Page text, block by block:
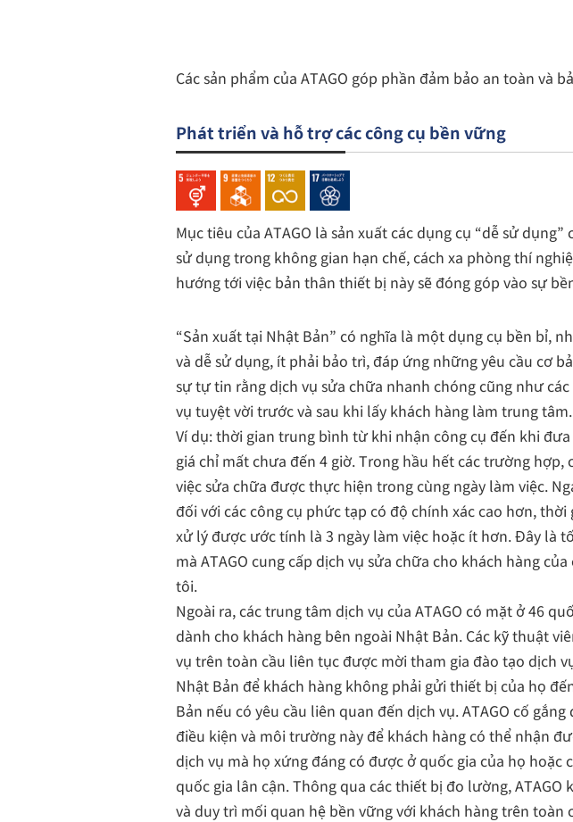
Các sản phẩm của ATAGO góp phần đảm bảo an toàn và
Phát triển và hỗ trợ các công cụ bền vững
Mục tiêu của ATAGO là sản xuất các dụng cụ “dễ sử
sử dụng trong không gian hạn chế, cách xa phòng thí
hướng tới việc bản thân thiết bị này sẽ đóng góp vào sự
“Sản xuất tại Nhật Bản” có nghĩa là một dụng cụ bền bỉ,
và dễ sử dụng, ít phải bảo trì, đáp ứng những yêu cầu cơ
sự tự tin rằng dịch vụ sửa chữa nhanh chóng cũng như các
vụ tuyệt vời trước và sau khi lấy khách hàng làm trung tâm.
Ví dụ: thời gian trung bình từ khi nhận công cụ đến khi đưa
giá chỉ mất chưa đến 4 giờ. Trong hầu hết các trường hợp,
việc sửa chữa được thực hiện trong cùng ngày làm việc.
đối với các công cụ phức tạp có độ chính xác cao hơn, thời
xử lý được ước tính là 3 ngày làm việc hoặc ít hơn. Đây là
mà ATAGO cung cấp dịch vụ sửa chữa cho khách hàng
tôi.
Ngoài ra, các trung tâm dịch vụ của ATAGO có mặt ở 46
dành cho khách hàng bên ngoài Nhật Bản. Các kỹ thuật
vụ trên toàn cầu liên tục được mời tham gia đào tạo dịch
Nhật Bản để khách hàng không phải gửi thiết bị của họ
Bản nếu có yêu cầu liên quan đến dịch vụ. ATAGO cố gắng
điều kiện và môi trường này để khách hàng có thể nhận
dịch vụ mà họ xứng đáng có được ở quốc gia của họ hoặc
quốc gia lân cận. Thông qua các thiết bị đo lường, ATAGO
và duy trì mối quan hệ bền vững với khách hàng trên toàn